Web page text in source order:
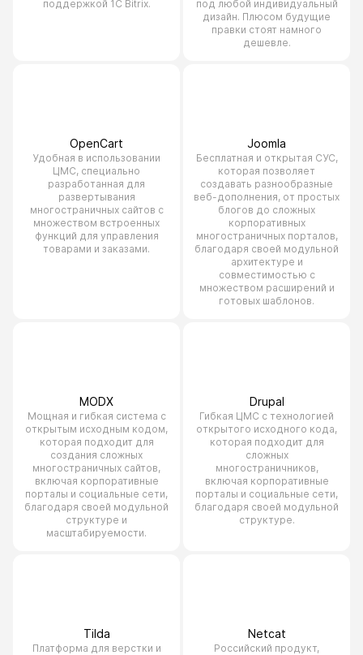
поддержкой 1С Bitrix.
под любой индивидуальный
дизайн. Плюсом будущие
правки стоят намного
дешевле.
OpenCart
Удобная в использовании
ЦМС, специально
разработанная для
развертывания
многостраничных сайтов с
множеством встроенных
функций для управления
товарами и заказами.
Joomla
Бесплатная и открытая СУС,
которая позволяет
создавать разнообразные
веб-дополнения, от простых
блогов до сложных
корпоративных
многостраничных порталов,
благодаря своей модульной
архитектуре и
совместимостью с
множеством расширений и
готовых шаблонов.
MODX
Мощная и гибкая система с
открытым исходным кодом,
которая подходит для
создания сложных
многостраничных сайтов,
включая корпоративные
порталы и социальные сети,
благодаря своей модульной
структуре и
масштабируемости.
Drupal
Гибкая ЦМС с технологией
открытого исходного кода,
которая подходит для
сложных
многостраничников,
включая корпоративные
порталы и социальные сети,
благодаря своей модульной
структуре.
Tilda
Платформа для верстки и
Netcat
Российский продукт,